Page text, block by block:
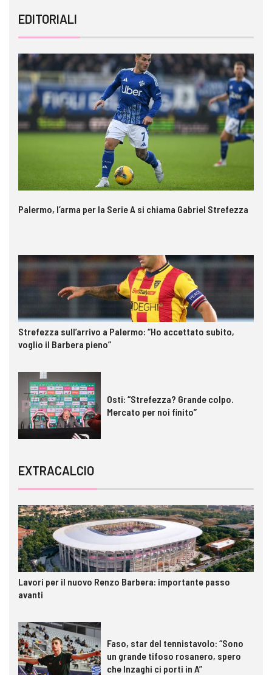
EDITORIALI
Palermo, l’arma per la Serie A si chiama Gabriel Strefezza
Strefezza sull’arrivo a Palermo: “Ho accettato subito,
voglio il Barbera pieno”
Osti: “Strefezza? Grande colpo.
Mercato per noi finito”
EXTRACALCIO
Lavori per il nuovo Renzo Barbera: importante passo
avanti
Faso, star del tennistavolo: “Sono
un grande tifoso rosanero, spero
che Inzaghi ci porti in A”